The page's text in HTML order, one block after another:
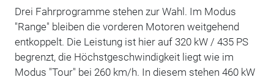
Drei Fahrprogramme stehen zur Wahl. Im Modus
"Range" bleiben die vorderen Motoren weitgehend
entkoppelt. Die Leistung ist hier auf 320 kW / 435 PS
begrenzt, die Höchstgeschwindigkeit liegt wie im
Modus "Tour" bei 260 km/h. In diesem stehen 460 kW